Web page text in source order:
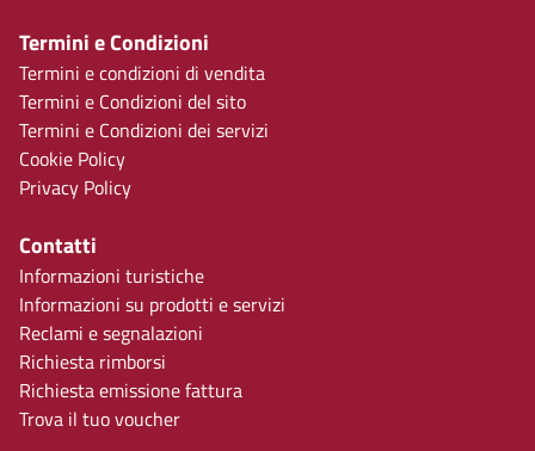
Termini e Condizioni
Termini e condizioni di vendita
Termini e Condizioni del sito
Termini e Condizioni dei servizi
Cookie Policy
Privacy Policy
Contatti
Informazioni turistiche
Informazioni su prodotti e servizi
Reclami e segnalazioni
Richiesta rimborsi
Richiesta emissione fattura
Trova il tuo voucher